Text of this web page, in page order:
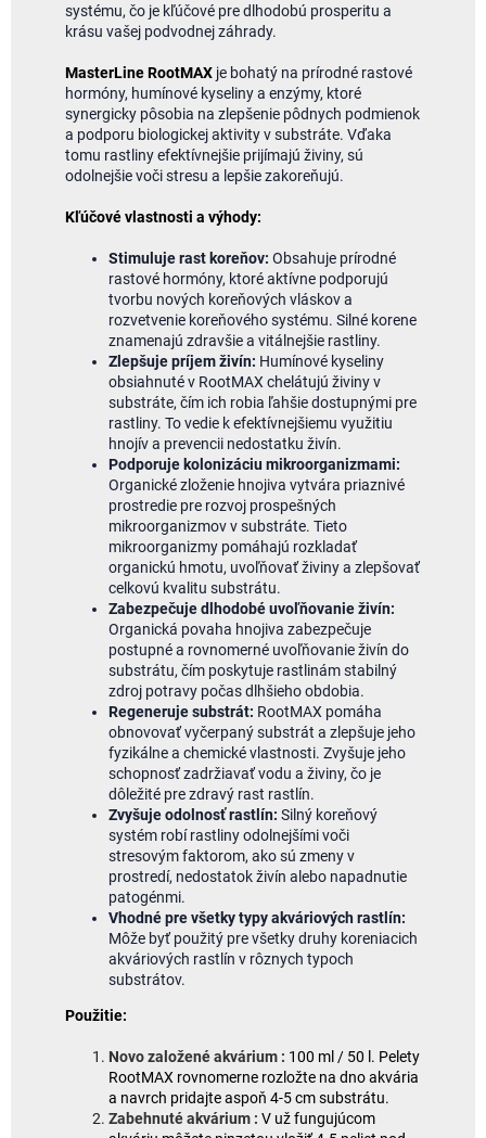
systému, čo je kľúčové pre dlhodobú prosperitu a
krásu vašej podvodnej záhrady.
MasterLine RootMAX je bohatý na prírodné rastové
hormóny, humínové kyseliny a enzýmy, ktoré
synergicky pôsobia na zlepšenie pôdnych podmienok
a podporu biologickej aktivity v substráte. Vďaka
tomu rastliny efektívnejšie prijímajú živiny, sú
odolnejšie voči stresu a lepšie zakoreňujú.
Kľúčové vlastnosti a výhody:
Stimuluje rast koreňov: Obsahuje prírodné
rastové hormóny, ktoré aktívne podporujú
tvorbu nových koreňových vláskov a
rozvetvenie koreňového systému. Silné korene
znamenajú zdravšie a vitálnejšie rastliny.
Zlepšuje príjem živín: Humínové kyseliny
obsiahnuté v RootMAX chelátujú živiny v
substráte, čím ich robia ľahšie dostupnými pre
rastliny. To vedie k efektívnejšiemu využitiu
hnojív a prevencii nedostatku živín.
Podporuje kolonizáciu mikroorganizmami:
Organické zloženie hnojiva vytvára priaznivé
prostredie pre rozvoj prospešných
mikroorganizmov v substráte. Tieto
mikroorganizmy pomáhajú rozkladať
organickú hmotu, uvoľňovať živiny a zlepšovať
celkovú kvalitu substrátu.
Zabezpečuje dlhodobé uvoľňovanie živín:
Organická povaha hnojiva zabezpečuje
postupné a rovnomerné uvoľňovanie živín do
substrátu, čím poskytuje rastlinám stabilný
zdroj potravy počas dlhšieho obdobia.
Regeneruje substrát: RootMAX pomáha
obnovovať vyčerpaný substrát a zlepšuje jeho
fyzikálne a chemické vlastnosti. Zvyšuje jeho
schopnosť zadržiavať vodu a živiny, čo je
dôležité pre zdravý rast rastlín.
Zvyšuje odolnosť rastlín: Silný koreňový
systém robí rastliny odolnejšími voči
stresovým faktorom, ako sú zmeny v
prostredí, nedostatok živín alebo napadnutie
patogénmi.
Vhodné pre všetky typy akváriových rastlín:
Môže byť použitý pre všetky druhy koreniacich
akváriových rastlín v rôznych typoch
substrátov.
Použitie:
Novo založené akvárium : 100 ml / 50 l. Pelety
RootMAX rovnomerne rozložte na dno akvária
a navrch pridajte aspoň 4-5 cm substrátu.
Zabehnuté akvárium : V už fungujúcom